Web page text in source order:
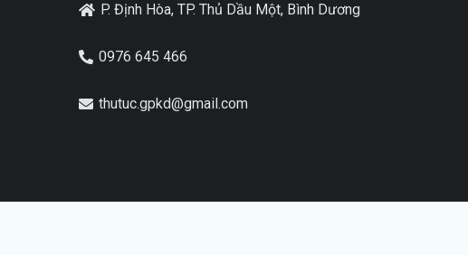
P. Định Hòa, TP. Thủ Dầu Một, Bình Dương
0976 645 466
thutuc.gpkd@gmail.com